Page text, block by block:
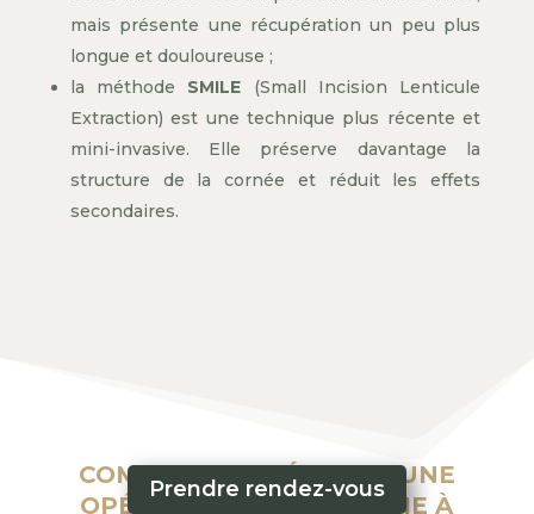
mais présente une récupération un peu plus
longue et douloureuse ;
la méthode SMILE (Small Incision Lenticule
Extraction) est une technique plus récente et
mini-invasive. Elle préserve davantage la
structure de la cornée et réduit les effets
secondaires.
Prendre rendez-vous
COMMENT SE DÉROULE UNE
OPÉRATION DE LA MYOPIE À